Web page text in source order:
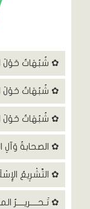
✿ شُبُهَاتٌ حَوْلَ
✿ شُبُهَاتٌ حَوْلَ
✿ شُبُهَاتٌ حَوْلَ
✿ الصحابةُ وَآلِ
✿ التَّشْرِيعُ
✿ تَـحــــريــــرُ